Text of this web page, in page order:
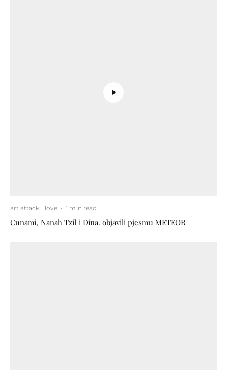
art attack love · 1 min read
Cunami, Nanah Tzil i Dina. objavili pjesmu METEOR